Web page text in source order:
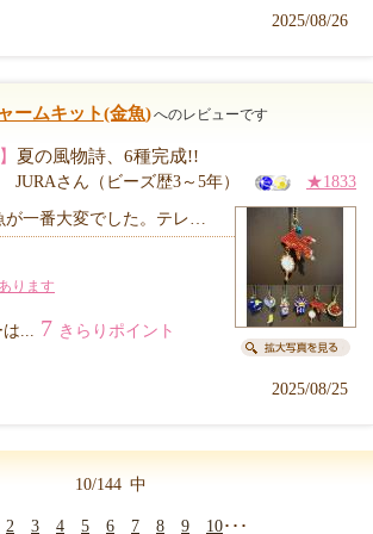
2025/08/26
ームキット(金魚)へのレビューです
夏の風物詩、6種完成!!
JURAさん（ビーズ歴3～5年） ★1833
が一番大変でした。テレ…
ります
... 7 きらりポイント
2025/08/25
10/144 中
2 3 4 5 6 7 8 9 10･･･